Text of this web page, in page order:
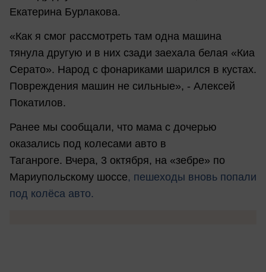
Екатерина Бурлакова.
«Как я смог рассмотреть там одна машина
тянула другую и в них сзади заехала белая «Киа
Серато». Народ с фонариками шарился в кустах.
Повреждения машин не сильные», - Алексей
Покатилов.
Ранее мы сообщали, что мама с дочерью
оказались под колесами авто в
Таганроге. Вчера, 3 октября, на «зебре» по
Мариупольскому шоссе, пешеходы вновь попали
под колёса авто.